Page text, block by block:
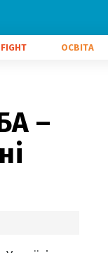
FIGHT ОСВІТА
–